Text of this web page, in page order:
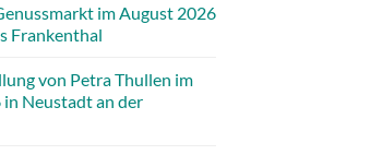
im August 2026
Frankenthal
von Petra Thullen im
Neustadt an der